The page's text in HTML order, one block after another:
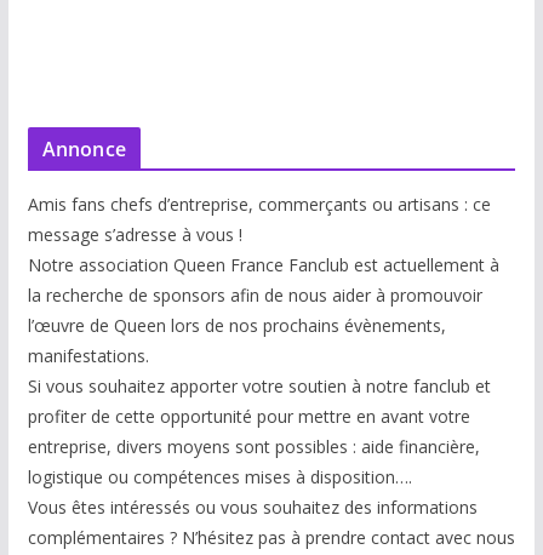
Annonce
Amis fans chefs d’entreprise, commerçants ou artisans : ce
message s’adresse à vous !
Notre association Queen France Fanclub est actuellement à
la recherche de sponsors afin de nous aider à promouvoir
l’œuvre de Queen lors de nos prochains évènements,
manifestations.
Si vous souhaitez apporter votre soutien à notre fanclub et
profiter de cette opportunité pour mettre en avant votre
entreprise, divers moyens sont possibles : aide financière,
logistique ou compétences mises à disposition….
Vous êtes intéressés ou vous souhaitez des informations
complémentaires ? N’hésitez pas à prendre contact avec nous